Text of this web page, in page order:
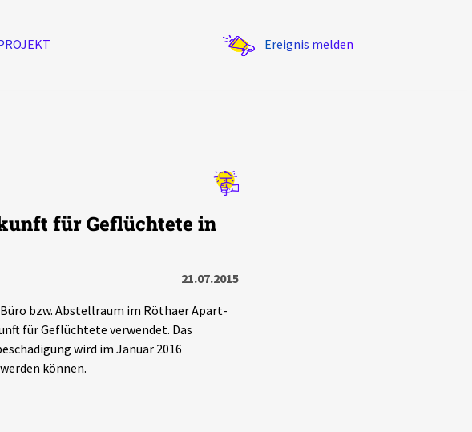
Ereignis melden
für Geflüchtete in
21.07.2015
bzw. Abstellraum im Röthaer Apart-
für Geflüchtete verwendet. Das
wird im Januar 2016
können.